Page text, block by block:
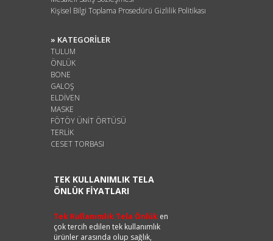
Kişisel Bilgi Toplama Prosedürü Gizlilik Politikası
» KATEGORİLER
TULUM
ÖNLÜK
BONE
GALOŞ
ELDİVEN
MASKE
FÖTÖY ÜNİT ÖRTÜSÜ
TERLİK
CESET TORBASI
TEK KULLANIMLIK TELA
ÖNLÜK FİYATLARI
Tek Kullanımlık Tela Önlüken
çok tercih edilen tek kullanımlık
ürünler arasında olup sağlık,